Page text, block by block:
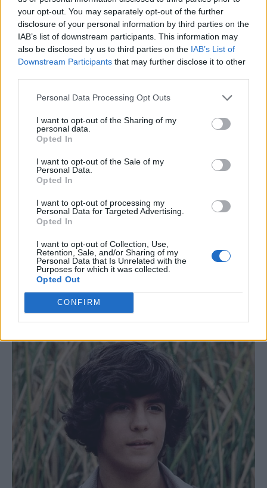
your opt-out. You may separately opt-out of the further
disclosure of your personal information by third parties on the
IAB’s list of downstream participants. This information may
also be disclosed by us to third parties on the IAB’s List of
Downstream Participants that may further disclose it to other
Personal Data Processing Opt Outs
I want to opt-out of the Sharing of my
personal data.
Opted In
I want to opt-out of the Sale of my
Personal Data.
Opted In
I want to opt-out of processing my
Personal Data for Targeted Advertising.
Opted In
I want to opt-out of Collection, Use,
Retention, Sale, and/or Sharing of my
Personal Data that Is Unrelated with the
Purposes for which it was collected.
Opted Out
CONFIRM